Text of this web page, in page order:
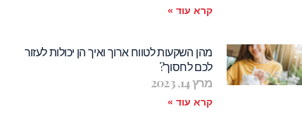
קרא עוד »
מהן השקעות לטווח ארוך ואיך הן יכולות לעזור
לכם לחסוך?
מרץ 14, 2023
קרא עוד »